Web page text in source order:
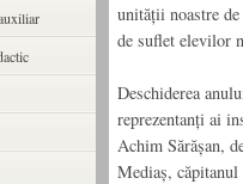
unităţii noastre
de suflet elevilor
Deschiderea
reprezentanți ai
Achim Sărăşan,
Mediaș,